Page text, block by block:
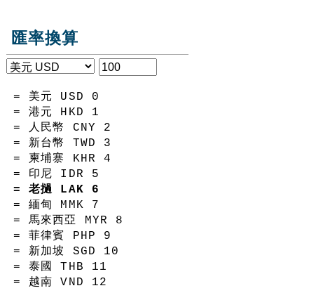
匯率換算
= 美元 USD 0
= 港元 HKD 1
= 人民幣 CNY 2
= 新台幣 TWD 3
= 柬埔寨 KHR 4
= 印尼 IDR 5
= 老撾 LAK 6
= 緬甸 MMK 7
= 馬來西亞 MYR 8
= 菲律賓 PHP 9
= 新加坡 SGD 10
= 泰國 THB 11
= 越南 VND 12